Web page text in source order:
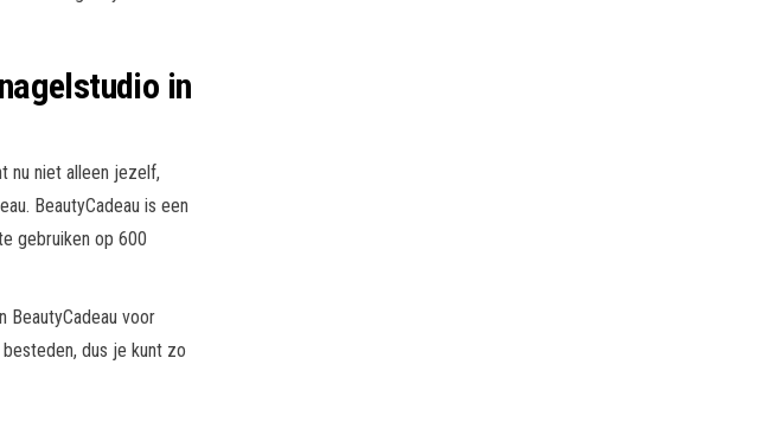
in
nu niet alleen jezelf,
BeautyCadeau is een
gebruiken op 600
BeautyCadeau voor
dus je kunt zo